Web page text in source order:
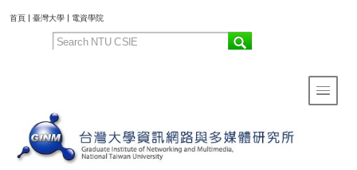
首頁 | 臺灣大學 | 電資學院